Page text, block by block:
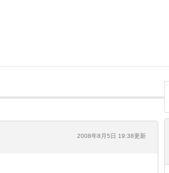
2008年8月5日 19:38更新